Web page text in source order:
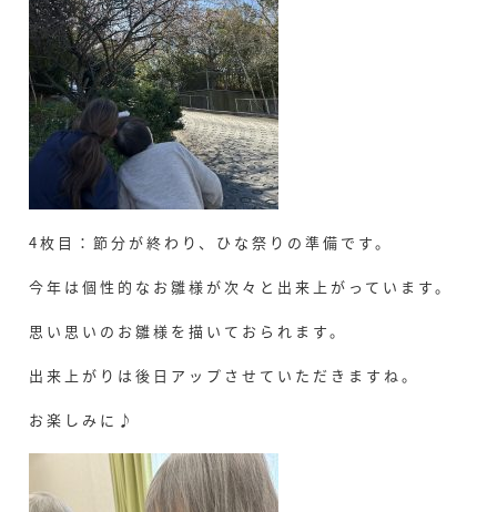
4枚目：節分が終わり、ひな祭りの準備です。
今年は個性的なお雛様が次々と出来上がっています。
思い思いのお雛様を描いておられます。
出来上がりは後日アップさせていただきますね。
お楽しみに♪